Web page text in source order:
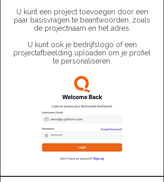
U kunt een project toevoegen door een
paar basisvragen te beantwoorden, zoals
de projectnaam en het adres.
U kunt ook je bedrijfslogo of een
projectafbeelding uploaden om je profiel
te personaliseren.